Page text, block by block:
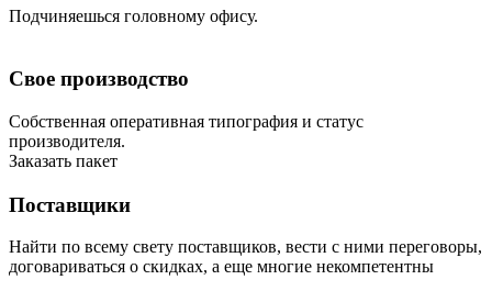
Подчиняешься головному офису.
Свое производство
Собственная оперативная типография и статус
производителя.
Заказать пакет
Поставщики
Найти по всему свету поставщиков, вести с ними переговоры,
договариваться о скидках, а еще многие некомпетентны